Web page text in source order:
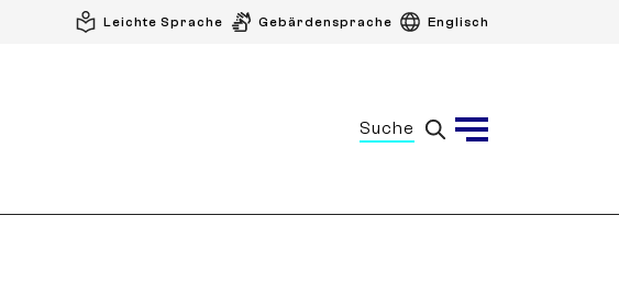
Leichte Sprache Gebärdensprache Englisch
Suche